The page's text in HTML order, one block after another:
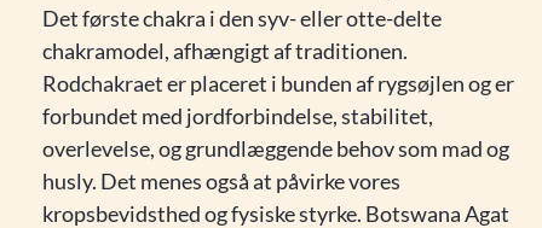
Det første chakra i den syv- eller otte-delte
chakramodel, afhængigt af traditionen.
Rodchakraet er placeret i bunden af rygsøjlen og er
forbundet med jordforbindelse, stabilitet,
overlevelse, og grundlæggende behov som mad og
husly. Det menes også at påvirke vores
kropsbevidsthed og fysiske styrke. Botswana Agat